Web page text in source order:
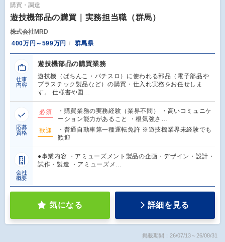
購買・調達
遊技機部品の購買｜実務担当職（群馬）
株式会社MRD
400万円～599万円
群馬県
仕事
内容
遊技機部品の購買業務
遊技機（ぱちんこ・パチスロ）に使われる部品（電子部品や
プラスチック製品など）の購買・仕入れ実務をお任せしま
す。 仕様書や図…
応募
資格
必須
・購買業務の実務経験（業界不問） ・高いコミュニケ
ーション能力があること ・根気強さ…
歓迎
・普通自動車第一種運転免許 ※遊技機業界未経験でも
歓迎
会社
概要
●事業内容 ・アミューズメント製品の企画・デザイン・設計・
試作・製造 ・アミューズメ…
気になる 詳細を見る
掲載期間：26/07/13～26/08/31